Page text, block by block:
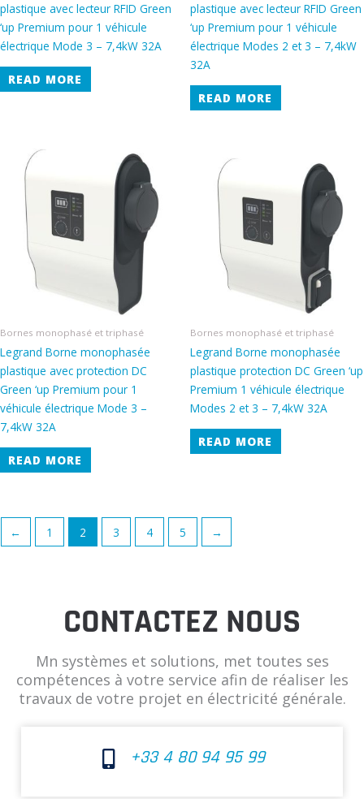
plastique avec lecteur RFID Green
‘up Premium pour 1 véhicule
électrique Mode 3 – 7,4kW 32A
READ MORE
plastique avec lecteur RFID Green
‘up Premium pour 1 véhicule
électrique Modes 2 et 3 – 7,4kW
32A
READ MORE
Bornes monophasé et triphasé
Legrand Borne monophasée
plastique avec protection DC
Green ‘up Premium pour 1
véhicule électrique Mode 3 –
7,4kW 32A
READ MORE
Bornes monophasé et triphasé
Legrand Borne monophasée
plastique protection DC Green ‘up
Premium 1 véhicule électrique
Modes 2 et 3 – 7,4kW 32A
READ MORE
← 1 2 3 4 5 →
CONTACTEZ NOUS
Mn systèmes et solutions, met toutes ses
compétences à votre service afin de réaliser les
travaux de votre projet en électricité générale.
+33 4 80 94 95 99